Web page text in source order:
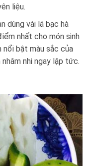
liệu.
dùng vài lá bạc hà
nhất cho món sinh
nổi bật màu sắc của
nhi ngay lập tức.